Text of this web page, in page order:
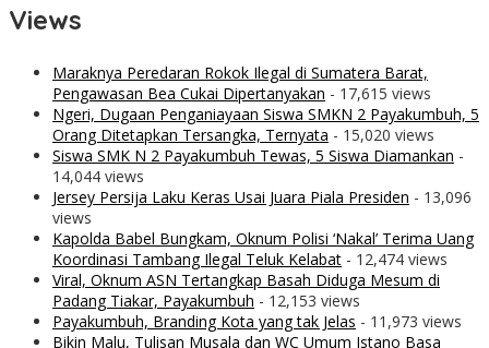
Views
Maraknya Peredaran Rokok Ilegal di Sumatera Barat,
Pengawasan Bea Cukai Dipertanyakan - 17,615 views
Ngeri, Dugaan Penganiayaan Siswa SMKN 2 Payakumbuh, 5
Orang Ditetapkan Tersangka, Ternyata - 15,020 views
Siswa SMK N 2 Payakumbuh Tewas, 5 Siswa Diamankan -
14,044 views
Jersey Persija Laku Keras Usai Juara Piala Presiden - 13,096
views
Kapolda Babel Bungkam, Oknum Polisi ‘Nakal’ Terima Uang
Koordinasi Tambang Ilegal Teluk Kelabat - 12,474 views
Viral, Oknum ASN Tertangkap Basah Diduga Mesum di
Padang Tiakar, Payakumbuh - 12,153 views
Payakumbuh, Branding Kota yang tak Jelas - 11,973 views
Bikin Malu, Tulisan Musala dan WC Umum Istano Basa